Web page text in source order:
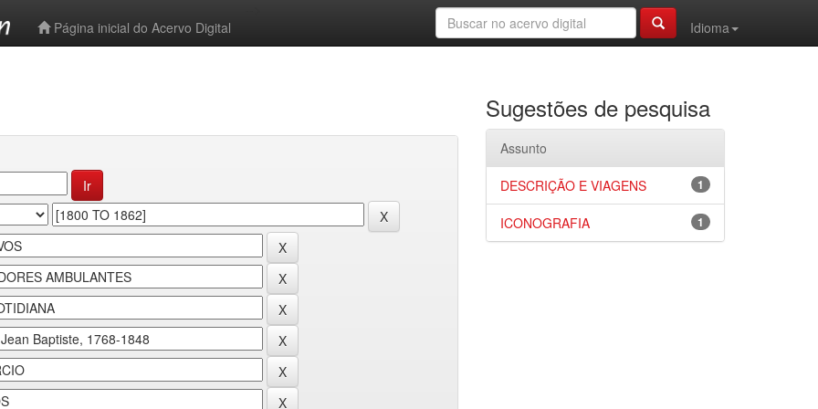
Página inicial do Acervo Digital
Idioma
Sugestões de pesquisa
Assunto
1
DESCRIÇÃO E VIAGENS
1
ICONOGRAFIA